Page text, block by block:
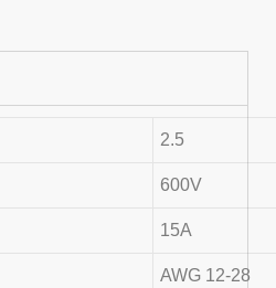
2.5
600V
15A
AWG 12-28